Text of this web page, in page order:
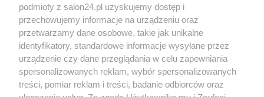
Społeczeństwo
Kultura
podmioty z salon24.pl uzyskujemy dostęp i
przechowujemy informacje na urządzeniu oraz
przetwarzamy dane osobowe, takie jak unikalne
identyfikatory, standardowe informacje wysyłane przez
urządzenie czy dane przeglądania w celu zapewniania
spersonalizowanych reklam, wybór spersonalizowanych
treści, pomiar reklam i treści, badanie odbiorców oraz